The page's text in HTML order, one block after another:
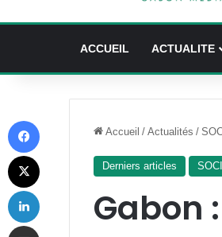
ACCUEIL ACTUALITE
Accueil / Actualités /
Derniers articles
Gabon